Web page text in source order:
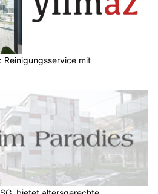
Reinigungsservice mit